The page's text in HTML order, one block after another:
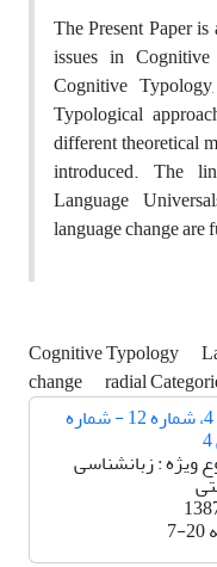
The Present Paper
issues in
Cognitive
Typological
different theoretical
introduced. The
Language
language change
Cognitive Typology
change
radial
دوره 4، شماره 12 - شماره
ویژه : زبانشناسی
7-20